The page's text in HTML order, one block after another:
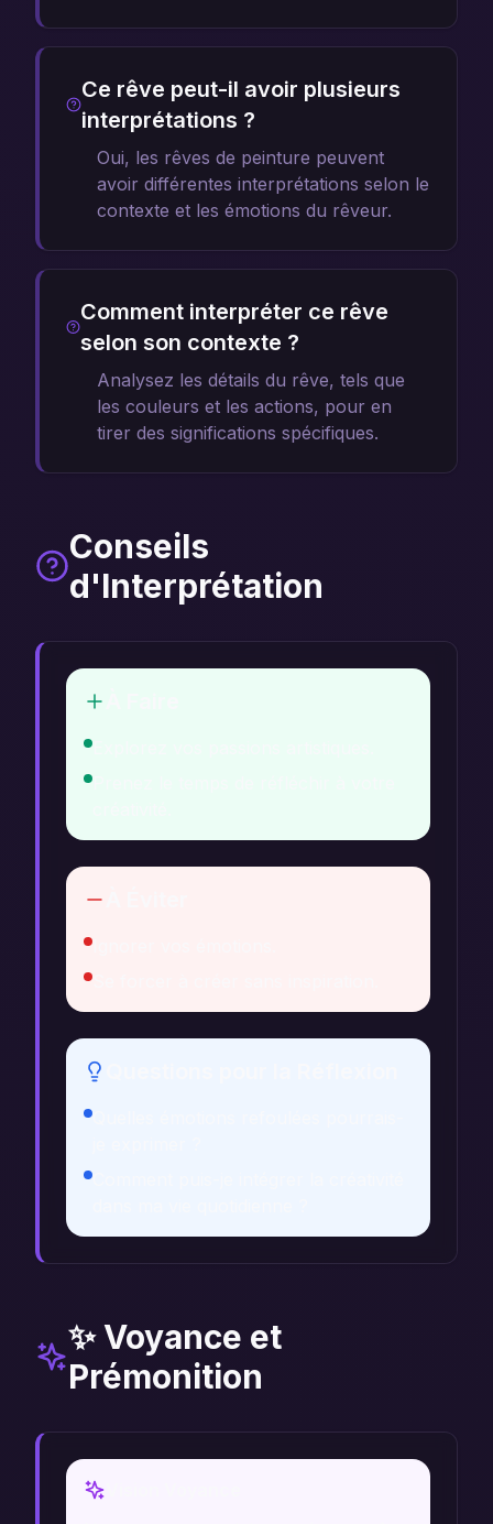
Ce rêve peut-il avoir plusieurs
interprétations ?
Oui, les rêves de peinture peuvent
avoir différentes interprétations selon le
contexte et les émotions du rêveur.
Comment interpréter ce rêve
selon son contexte ?
Analysez les détails du rêve, tels que
les couleurs et les actions, pour en
tirer des significations spécifiques.
Conseils
d'Interprétation
✨ Voyance et
Prémonition